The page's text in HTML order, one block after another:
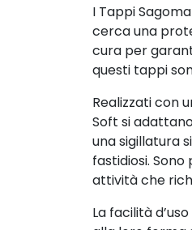
I Tappi
cerca una
cura per
questi tappi
Realizzati con
Soft si
una sigillatura
fastidiosi.
attività che
La facilità